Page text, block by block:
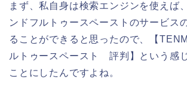
まず、私自身は検索エンジンを使えば
ンドフルトゥースペーストのサービス
ることができると思ったので、【
ルトゥースペースト 評判】という感
ことにしたんですよね。